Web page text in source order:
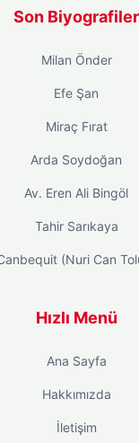
Son Biyografiler
Milan Önder
Efe Şan
Miraç Fırat
Arda Soydoğan
Av. Eren Ali Bingöl
Tahir Sarıkaya
(Nuri Can
Hızlı Menü
Ana Sayfa
Hakkımızda
İletişim